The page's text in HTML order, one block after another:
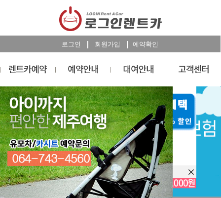
로그인 회원가입 예약확인
렌트카예약
RESERVATION
렌트카 예약하기
오늘 하루 이창을 열지 않습니다.